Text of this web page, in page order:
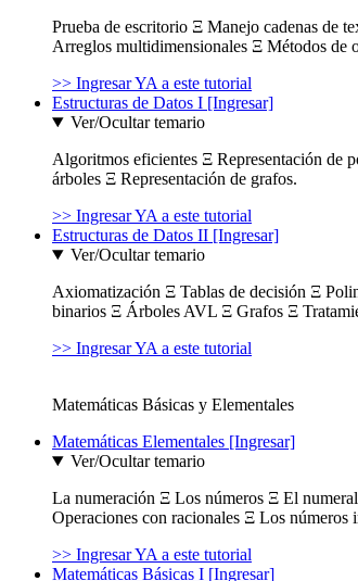
Prueba de escritorio Ξ Manejo cadenas de
Arreglos multidimensionales Ξ Métodos de
>> Ingresar YA a este tutorial
Estructuras de Datos I [Ingresar]
Ver/Ocultar temario
Algoritmos eficientes Ξ Representación
árboles Ξ Representación de grafos.
>> Ingresar YA a este tutorial
Estructuras de Datos II [Ingresar]
Ver/Ocultar temario
Axiomatización Ξ Tablas de decisión Ξ
binarios Ξ Árboles AVL Ξ Grafos Ξ
>> Ingresar YA a este tutorial
Matemáticas Básicas y Elementales
Matemáticas Elementales [Ingresar]
Ver/Ocultar temario
La numeración Ξ Los números Ξ El
Operaciones con racionales Ξ Los
>> Ingresar YA a este tutorial
Matemáticas Básicas I [Ingresar]